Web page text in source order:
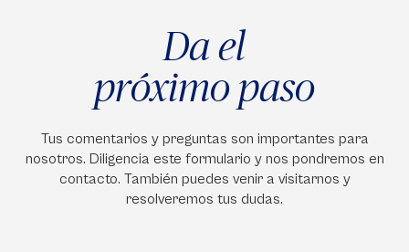
Da el
próximo paso
Tus comentarios y preguntas son importantes para
nosotros. Diligencia este formulario y nos pondremos en
contacto. También puedes venir a visitarnos y
resolveremos tus dudas.